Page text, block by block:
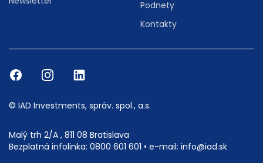
Podnety
Kontakty
© IAD Investments, správ. spol., a.s.
Malý trh 2/A , 811 08 Bratislava
Bezplatná infolinka: 0800 601 601 • e-mail: info@iad.sk